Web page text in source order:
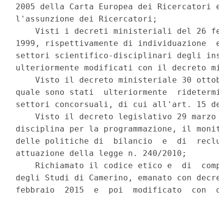
2005 della Carta Europea dei Ricercatori
l'assunzione dei Ricercatori;
Visti i decreti ministeriali del 26
1999, rispettivamente di individuazione
settori scientifico-disciplinari degli
ulteriormente modificati con il decreto
Visto il decreto ministeriale 30
quale sono stati  ulteriormente
settori concorsuali, di cui all'art. 15
Visto il decreto legislativo 29
disciplina per la programmazione, il
delle politiche di  bilancio  e  di
attuazione della legge n. 240/2010;
Richiamato il codice etico e  di
degli Studi di Camerino, emanato con
febbraio  2015  e  poi  modificato  con